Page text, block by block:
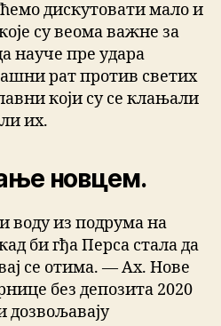
дискутовати мало и
су веома важне за
науче пре удара
рат против светих
који су се клањали
их.
новцем.
воду из подрума на
би гђа Перса стала да
се отима. — Ах. Нове
без депозита 2020
дозвољавају